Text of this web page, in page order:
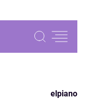
elpiano